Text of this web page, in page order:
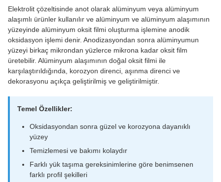
Elektrolit çözeltisinde anot olarak alüminyum veya alüminyum
alaşımlı ürünler kullanılır ve alüminyum ve alüminyum alaşımının
yüzeyinde alüminyum oksit filmi oluşturma işlemine anodik
oksidasyon işlemi denir. Anodizasyondan sonra alüminyumun
yüzeyi birkaç mikrondan yüzlerce mikrona kadar oksit film
üretebilir. Alüminyum alaşımının doğal oksit filmi ile
karşılaştırıldığında, korozyon direnci, aşınma direnci ve
dekorasyonu açıkça geliştirilmiş ve geliştirilmiştir.
Temel Özellikler:
Oksidasyondan sonra güzel ve korozyona dayanıklı
yüzey
Temizlemesi ve bakımı kolaydır
Farklı yük taşıma gereksinimlerine göre benimsenen
farklı profil şekilleri